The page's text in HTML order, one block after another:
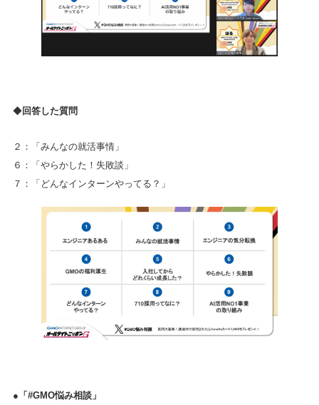
◆回答した質問
２：「みんなの就活事情」
６：「やらかした！失敗談」
７：「どんなインターンやってる？」
●「#GMO悩み相談」